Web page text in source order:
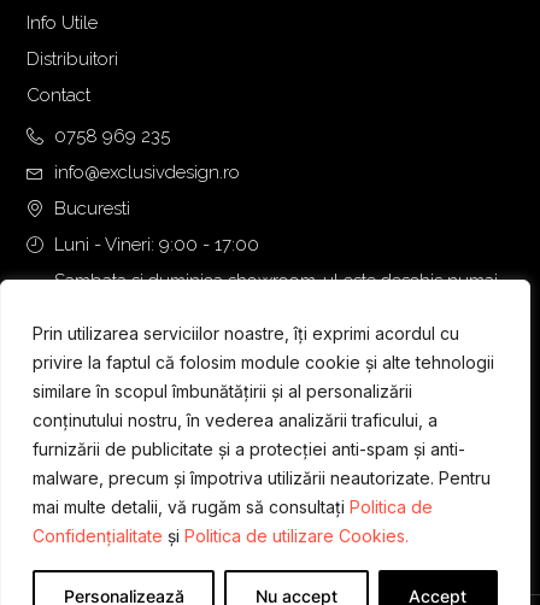
Prin utilizarea serviciilor noastre, îți exprimi acordul cu
privire la faptul că folosim module cookie și alte tehnologii
similare în scopul îmbunătățirii și al personalizării
conținutului nostru, în vederea analizării traficului, a
furnizării de publicitate și a protecției anti-spam și anti-
malware, precum și împotriva utilizării neautorizate. Pentru
mai multe detalii, vă rugăm să consultați Politica de
Confidențialitate și Politica de utilizare Cookies.
Personalizează Nu accept Accept
Info Utile
Distribuitori
Contact
0758 969 235
info@exclusivdesign.ro
Bucuresti
Luni - Vineri: 9:00 - 17:00
Sambata si duminica showroom-ul este deschis numai